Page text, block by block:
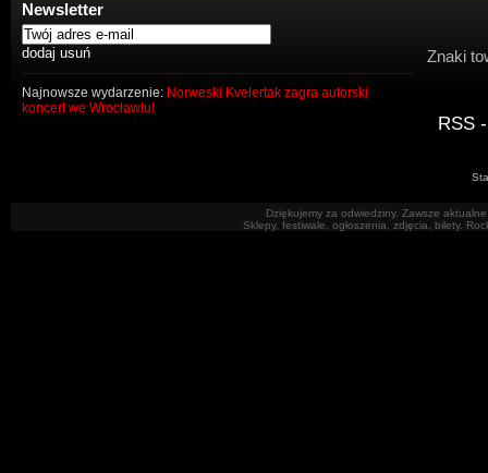
Newsletter
Najnowsze wydarzenie: Norweski Kvelertak zagra autorski
koncert we Wrocławiu!
Znaki
RSS
Dziękujemy za odwiedziny. Zawsze
Sklepy, festiwale, ogłoszenia, zdjęcia, bilety.